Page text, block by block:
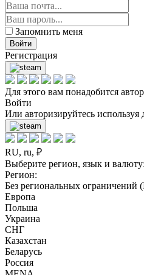
Запомнить меня
Войти
Регистрация
Для этого вам понадобится
Войти
Или авторизируйтесь используя
RU, ru, ₽
Выберите регион, язык и валюту:
Регион:
Без региональных ограничений
Европа
Польша
Украина
СНГ
Казахстан
Беларусь
Россия